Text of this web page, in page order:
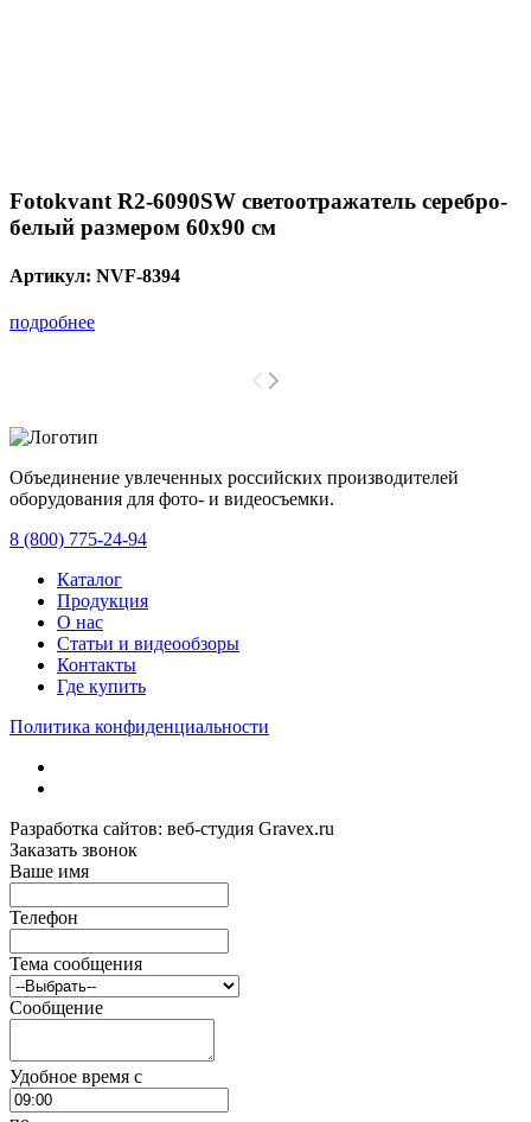
Fotokvant R2-6090SW светоотражатель серебро-
белый размером 60х90 см
Артикул: NVF-8394
подробнее
Объединение увлеченных российских производителей
оборудования для фото- и видеосъемки.
8 (800) 775-24-94
Каталог
Продукция
О нас
Статьи и видеообзоры
Контакты
Где купить
Политика конфиденциальности
Разработка сайтов: веб-студия Gravex.ru
Заказать звонок
Ваше имя
Телефон
Тема сообщения
Сообщение
Удобное время c